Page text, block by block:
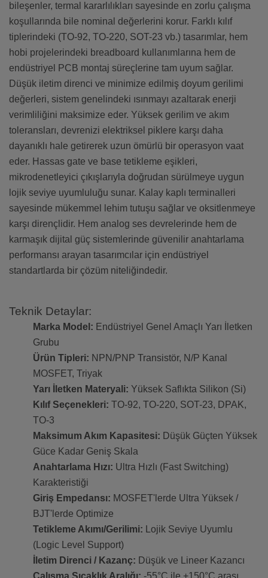
bileşenler, termal kararlılıkları sayesinde en zorlu çalışma
koşullarında bile nominal değerlerini korur. Farklı kılıf
tiplerindeki (TO-92, TO-220, SOT-23 vb.) tasarımlar, hem
hobi projelerindeki breadboard kullanımlarına hem de
endüstriyel PCB montaj süreçlerine tam uyum sağlar.
Düşük iletim direnci ve minimize edilmiş doyum gerilimi
değerleri, sistem genelindeki ısınmayı azaltarak enerji
verimliliğini maksimize eder. Yüksek gerilim ve akım
toleransları, devrenizi elektriksel piklere karşı daha
dayanıklı hale getirerek uzun ömürlü bir operasyon vaat
eder. Hassas gate ve base tetikleme eşikleri,
mikrodenetleyici çıkışlarıyla doğrudan sürülmeye uygun
lojik seviye uyumluluğu sunar. Kalay kaplı terminalleri
sayesinde mükemmel lehim tutuşu sağlar ve oksitlenmeye
karşı dirençlidir. Hem analog ses devrelerinde hem de
karmaşık dijital güç sistemlerinde güvenilir anahtarlama
performansı arayan tasarımcılar için endüstriyel
standartlarda bir çözüm niteliğindedir.
Teknik Detaylar:
Marka Model: Endüstriyel Genel Amaçlı Yarı İletken
Grubu
Ürün Tipleri: NPN/PNP Transistör, N/P Kanal
MOSFET, Triyak
Yarı İletken Materyali: Yüksek Saflıkta Silikon (Si)
Kılıf Seçenekleri: TO-92, TO-220, SOT-23, DPAK,
TO-3
Maksimum Akım Kapasitesi: Düşük Güçten Yüksek
Güce Kadar Geniş Skala
Anahtarlama Hızı: Ultra Hızlı (Fast Switching)
Karakteristiği
Giriş Empedansı: MOSFET'lerde Ultra Yüksek /
BJT'lerde Optimize
Tetikleme Akımı/Gerilimi: Lojik Seviye Uyumlu
(Logic Level Support)
İletim Direnci / Kazanç: Düşük ve Lineer Kazancı
Çalışma Sıcaklık Aralığı: -55°C ile +150°C arası